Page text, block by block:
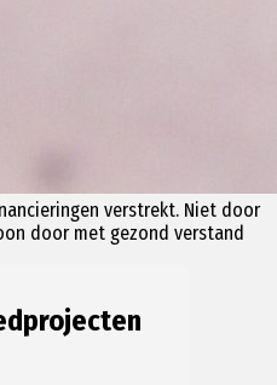
verstrekt. Niet door
door met gezond verstand